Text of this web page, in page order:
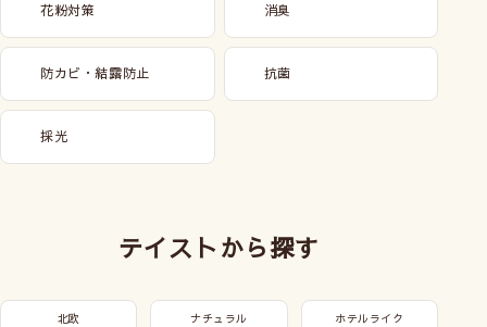
花粉対策 消臭
防カビ・結露防止 抗菌
採光
テイストから探す
北欧 ナチュラル ホテルライク